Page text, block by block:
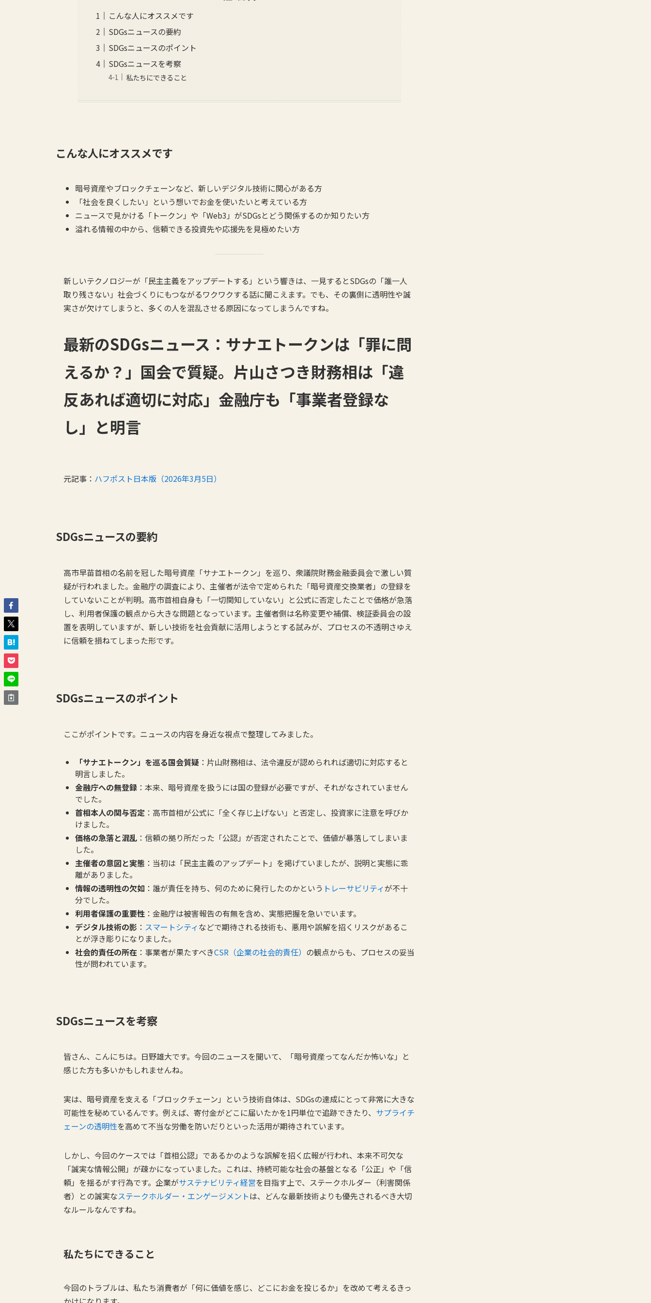
こんな人にオススメです
SDGsニュースの要約
SDGsニュースのポイント
SDGsニュースを考察
私たちにできること
こんな人にオススメです
暗号資産やブロックチェーンなど、新しいデジタル技術に関心がある方
「社会を良くしたい」という想いでお金を使いたいと考えている方
ニュースで見かける「トークン」や「Web3」がSDGsとどう関係するのか知りたい方
溢れる情報の中から、信頼できる投資先や応援先を見極めたい方
新しいテクノロジーが「民主主義をアップデートする」という響きは、一見するとSDGsの「誰一人
取り残さない」社会づくりにもつながるワクワクする話に聞こえます。でも、その裏側に透明性や誠
実さが欠けてしまうと、多くの人を混乱させる原因になってしまうんですね。
最新のSDGsニュース：サナエトークンは「罪に問
えるか？」国会で質疑。片山さつき財務相は「違
反あれば適切に対応」金融庁も「事業者登録な
し」と明言
元記事： ハフポスト日本版（2026年3月5日）
SDGsニュースの要約
高市早苗首相の名前を冠した暗号資産「サナエトークン」を巡り、衆議院財務金融委員会で激しい質
疑が行われました。金融庁の調査により、主催者が法令で定められた「暗号資産交換業者」の登録を
していないことが判明。高市首相自身も「一切関知していない」と公式に否定したことで価格が急落
し、利用者保護の観点から大きな問題となっています。主催者側は名称変更や補償、検証委員会の設
置を表明していますが、新しい技術を社会貢献に活用しようとする試みが、プロセスの不透明さゆえ
に信頼を損ねてしまった形です。
SDGsニュースのポイント
ここがポイントです。ニュースの内容を身近な視点で整理してみました。
「サナエトークン」を巡る国会質疑 ：片山財務相は、法令違反が認められれば適切に対応すると
明言しました。
金融庁への無登録 ：本来、暗号資産を扱うには国の登録が必要ですが、それがなされていません
でした。
首相本人の関与否定 ：高市首相が公式に「全く存じ上げない」と否定し、投資家に注意を呼びか
けました。
価格の急落と混乱 ：信頼の拠り所だった「公認」が否定されたことで、価値が暴落してしまいま
した。
主催者の意図と実態 ：当初は「民主主義のアップデート」を掲げていましたが、説明と実態に乖
離がありました。
情報の透明性の欠如 ：誰が責任を持ち、何のために発行したのかという トレーサビリティが不十
分でした。
利用者保護の重要性 ：金融庁は被害報告の有無を含め、実態把握を急いでいます。
デジタル技術の影 ： スマートシティなどで期待される技術も、悪用や誤解を招くリスクがあるこ
とが浮き彫りになりました。
社会的責任の所在 ：事業者が果たすべきCSR（企業の社会的責任） の観点からも、プロセスの妥当
性が問われています。
SDGsニュースを考察
皆さん、こんにちは。日野雄大です。今回のニュースを聞いて、「暗号資産ってなんだか怖いな」と
感じた方も多いかもしれませんね。
実は、暗号資産を支える「ブロックチェーン」という技術自体は、SDGsの達成にとって非常に大きな
可能性を秘めているんです。例えば、寄付金がどこに届いたかを1円単位で追跡できたり、 サプライチ
ェーンの透明性を高めて不当な労働を防いだりといった活用が期待されています。
しかし、今回のケースでは「首相公認」であるかのような誤解を招く広報が行われ、本来不可欠な
「誠実な情報公開」が疎かになっていました。これは、持続可能な社会の基盤となる「公正」や「信
頼」を揺るがす行為です。企業がサステナビリティ経営を目指す上で、ステークホルダー（利害関係
者）との誠実なステークホルダー・エンゲージメントは、どんな最新技術よりも優先されるべき大切
なルールなんですね。
私たちにできること
今回のトラブルは、私たち消費者が「何に価値を感じ、どこにお金を投じるか」を改めて考えるきっ